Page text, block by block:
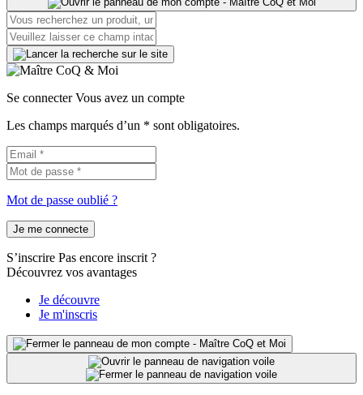
Se connecter Vous avez un compte
Les champs marqués d’un * sont obligatoires.
Mot de passe oublié ?
Je me connecte
S’inscrire Pas encore inscrit ?
Découvrez vos avantages
Je découvre
Je m'inscris